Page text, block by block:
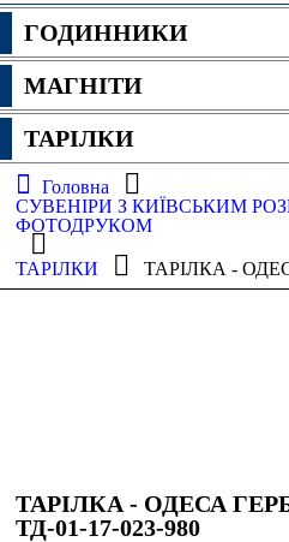
ГОДИННИКИ
МАГНІТИ
ТАРІЛКИ
Головна
СУВЕНІРИ З КИЇВСЬКИМ
ФОТОДРУКОМ
ТАРІЛКИ ТАРІЛКА -
ТАРІЛКА - ОДЕСА
ТД-01-17-023-980